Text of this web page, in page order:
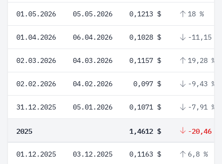
01.05.2026 05.05.2026 0,1213 $ 18 %
01.04.2026 06.04.2026 0,1028 $ -11,15 %
02.03.2026 04.03.2026 0,1157 $ 19,28 %
02.02.2026 04.02.2026 0,097 $ -9,43 %
31.12.2025 05.01.2026 0,1071 $ -7,91 %
2025 1,4612 $ -20,46 %
01.12.2025 03.12.2025 0,1163 $ 6,8 %